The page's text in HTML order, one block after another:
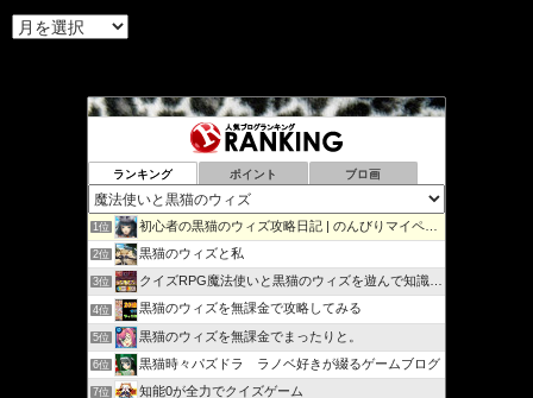
ア
ー
ランキング ポイント ブロ画
1位 初心者の黒猫のウィズ攻略日記 | のんびりマイペースで攻略…
2位 黒猫のウィズと私
3位 クイズRPG魔法使いと黒猫のウィズを遊んで知識を増やそう
4位 黒猫のウィズを無課金で攻略してみる
5位 黒猫のウィズを無課金でまったりと。
6位 黒猫時々パズドラ ラノベ好きが綴るゲームブログ
7位 知能0が全力でクイズゲーム